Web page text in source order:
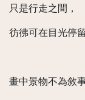
只是行走之間，
彷彿可在目光停
畫中景物不為敘